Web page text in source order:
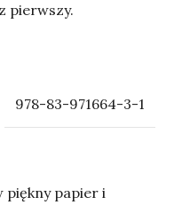
pierwszy.
978-83-971664-3-1
piękny papier i